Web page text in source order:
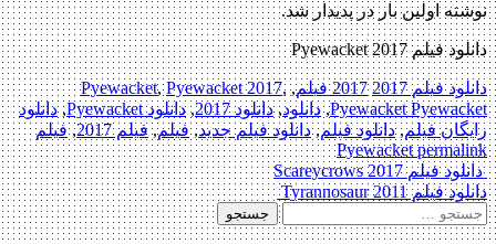
نوشته اولین بار در پدیدار شد.
دانلود فیلم Pyewacket 2017
دانلود فیلم 2017 2017 فیلم ,
Pyewacket,Pyewacket 2017,
Pyewacket Pyewacket
,دانلود,دانلود 2017 , دانلود Pyewacket ,دانلود
رایگان فیلم,دانلود فیلم,دانلود فیلم جدید,فیلم, فیلم 2017 ,فیلم
Pyewacket permalink
Post
navigation
دانلود فیلم Scareycrows 2017
دانلود فیلم Tyrannosaur 2011
جستجو
برای: